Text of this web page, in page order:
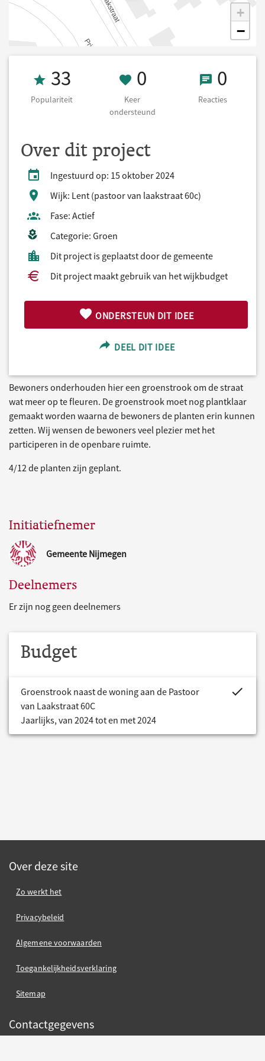
+
−
Populariteit 33
33
Populariteit
0 Keer
0
Keer
ondersteund
0 0
Reacties
Over dit project
Ingestuurd op: 15 oktober 2024
Wijk: Lent (pastoor van laakstraat 60c)
Fase: Actief
Categorie: Groen
Dit project is geplaatst door de gemeente
Dit project maakt gebruik van het wijkbudget
ONDERSTEUN DIT IDEE
DEEL DIT IDEE
Bewoners onderhouden hier een groenstrook om de straat
wat meer op te fleuren. De groenstrook moet nog plantklaar
gemaakt worden waarna de bewoners de planten erin kunnen
zetten. Wij wensen de bewoners veel plezier met het
participeren in de openbare ruimte.
4/12 de planten zijn geplant.
Initiatiefnemer
Gemeente Nijmegen
Deelnemers
Er zijn nog geen deelnemers
Budget
Groenstrook naast de woning aan de Pastoor
van Laakstraat 60C
Jaarlijks, van 2024 tot en met 2024
Over deze site
Zo werkt het
Privacybeleid
Algemene voorwaarden
Toegankelijkheidsverklaring
Sitemap
Contactgegevens